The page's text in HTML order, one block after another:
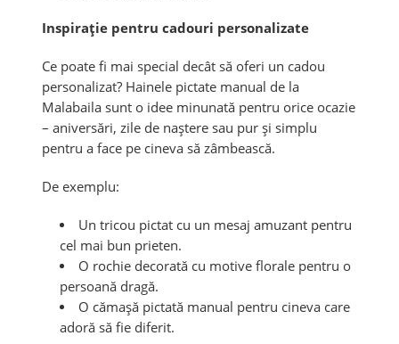
Inspirație pentru cadouri personalizate
Ce poate fi mai special decât să oferi un cadou
personalizat? Hainele pictate manual de la
Malabaila sunt o idee minunată pentru orice ocazie
– aniversări, zile de naștere sau pur și simplu
pentru a face pe cineva să zâmbească.
De exemplu:
Un tricou pictat cu un mesaj amuzant pentru
cel mai bun prieten.
O rochie decorată cu motive florale pentru o
persoană dragă.
O cămașă pictată manual pentru cineva care
adoră să fie diferit.